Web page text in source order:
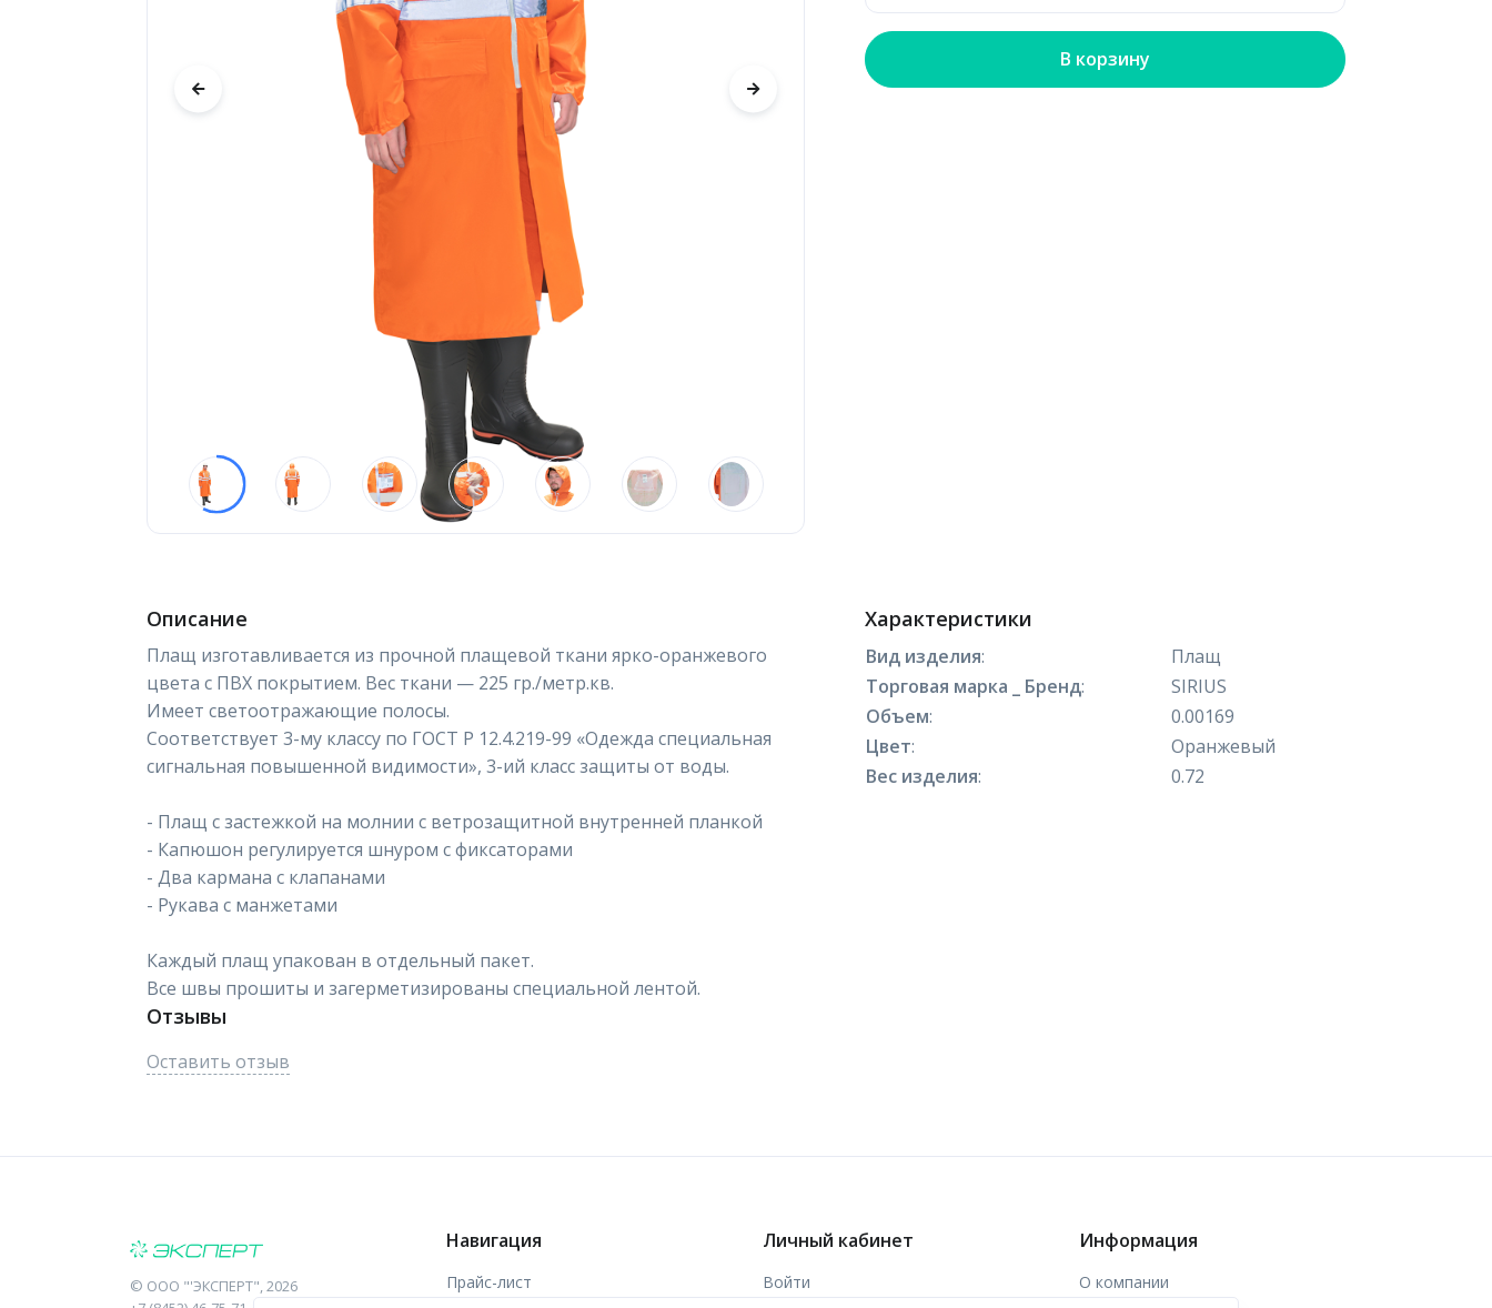
В корзину
Описание
Плащ изготавливается из прочной плащевой ткани ярко-оранжевого
цвета с ПВХ покрытием. Вес ткани — 225 гр./метр.кв.
Имеет светоотражающие полосы.
Соответствует 3-му классу по ГОСТ Р 12.4.219-99 «Одежда специальная
сигнальная повышенной видимости», 3-ий класс защиты от воды.
- Плащ с застежкой на молнии с ветрозащитной внутренней планкой
- Капюшон регулируется шнуром с фиксаторами
- Два кармана с клапанами
- Рукава с манжетами
Каждый плащ упакован в отдельный пакет.
Все швы прошиты и загерметизированы специальной лентой.
Отзывы
Оставить отзыв
Характеристики
Вид изделия:
Плащ
Торговая марка _ Бренд:
SIRIUS
Объем:
0.00169
Цвет:
Оранжевый
Вес изделия: 0.72
© ООО "'ЭКСПЕРТ", 2026
Навигация
Прайс-лист
Личный кабинет
Войти
Информация
О компании